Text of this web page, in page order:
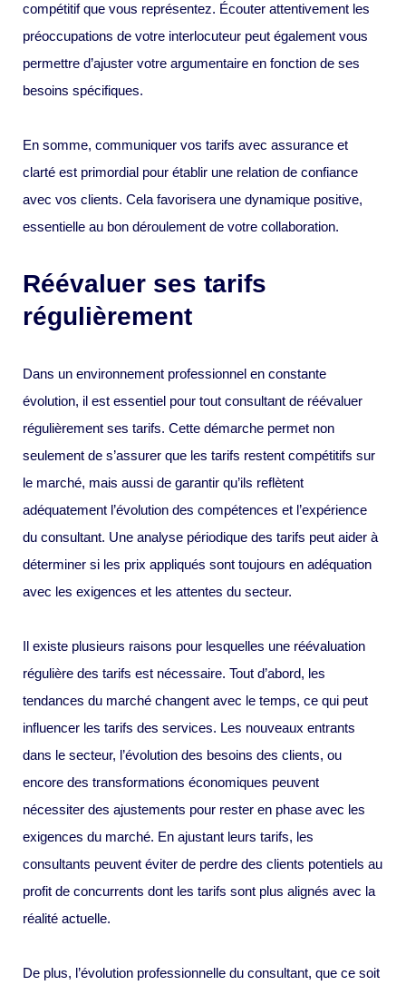
compétitif que vous représentez. Écouter attentivement les
préoccupations de votre interlocuteur peut également vous
permettre d’ajuster votre argumentaire en fonction de ses
besoins spécifiques.
En somme, communiquer vos tarifs avec assurance et
clarté est primordial pour établir une relation de confiance
avec vos clients. Cela favorisera une dynamique positive,
essentielle au bon déroulement de votre collaboration.
Réévaluer ses tarifs
régulièrement
Dans un environnement professionnel en constante
évolution, il est essentiel pour tout consultant de réévaluer
régulièrement ses tarifs. Cette démarche permet non
seulement de s’assurer que les tarifs restent compétitifs sur
le marché, mais aussi de garantir qu’ils reflètent
adéquatement l’évolution des compétences et l’expérience
du consultant. Une analyse périodique des tarifs peut aider à
déterminer si les prix appliqués sont toujours en adéquation
avec les exigences et les attentes du secteur.
Il existe plusieurs raisons pour lesquelles une réévaluation
régulière des tarifs est nécessaire. Tout d’abord, les
tendances du marché changent avec le temps, ce qui peut
influencer les tarifs des services. Les nouveaux entrants
dans le secteur, l’évolution des besoins des clients, ou
encore des transformations économiques peuvent
nécessiter des ajustements pour rester en phase avec les
exigences du marché. En ajustant leurs tarifs, les
consultants peuvent éviter de perdre des clients potentiels au
profit de concurrents dont les tarifs sont plus alignés avec la
réalité actuelle.
De plus, l’évolution professionnelle du consultant, que ce soit